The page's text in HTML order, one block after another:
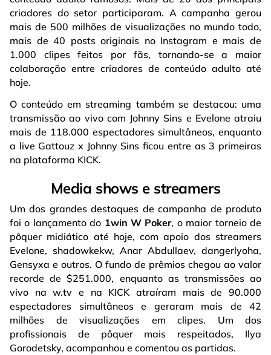
criadores do setor participaram. A campanha gerou
mais de 500 milhões de visualizações no mundo todo,
mais de 40 posts originais no Instagram e mais de
1.000 clipes feitos por fãs, tornando-se a maior
colaboração entre criadores de conteúdo adulto até
hoje.
O conteúdo em streaming também se destacou: uma
transmissão ao vivo com Johnny Sins e Evelone atraiu
mais de 118.000 espectadores simultâneos, enquanto
a live Gattouz x Johnny Sins ficou entre as 3 primeiras
na plataforma KICK.
Media shows e streamers
Um dos grandes destaques de campanha de produto
foi o lançamento do 1win W Poker, o maior torneio de
pôquer midiático até hoje, com apoio dos streamers
Evelone, shadowkekw, Anar Abdullaev, dangerlyoha,
Gensyxa e outros. O fundo de prêmios chegou ao valor
recorde de $251.000, enquanto as transmissões ao
vivo na w.tv e na KICK atraíram mais de 90.000
espectadores simultâneos e geraram mais de 42
milhões de visualizações em clipes. Um dos
profissionais de pôquer mais respeitados, Ilya
Gorodetsky, acompanhou e comentou as partidas.